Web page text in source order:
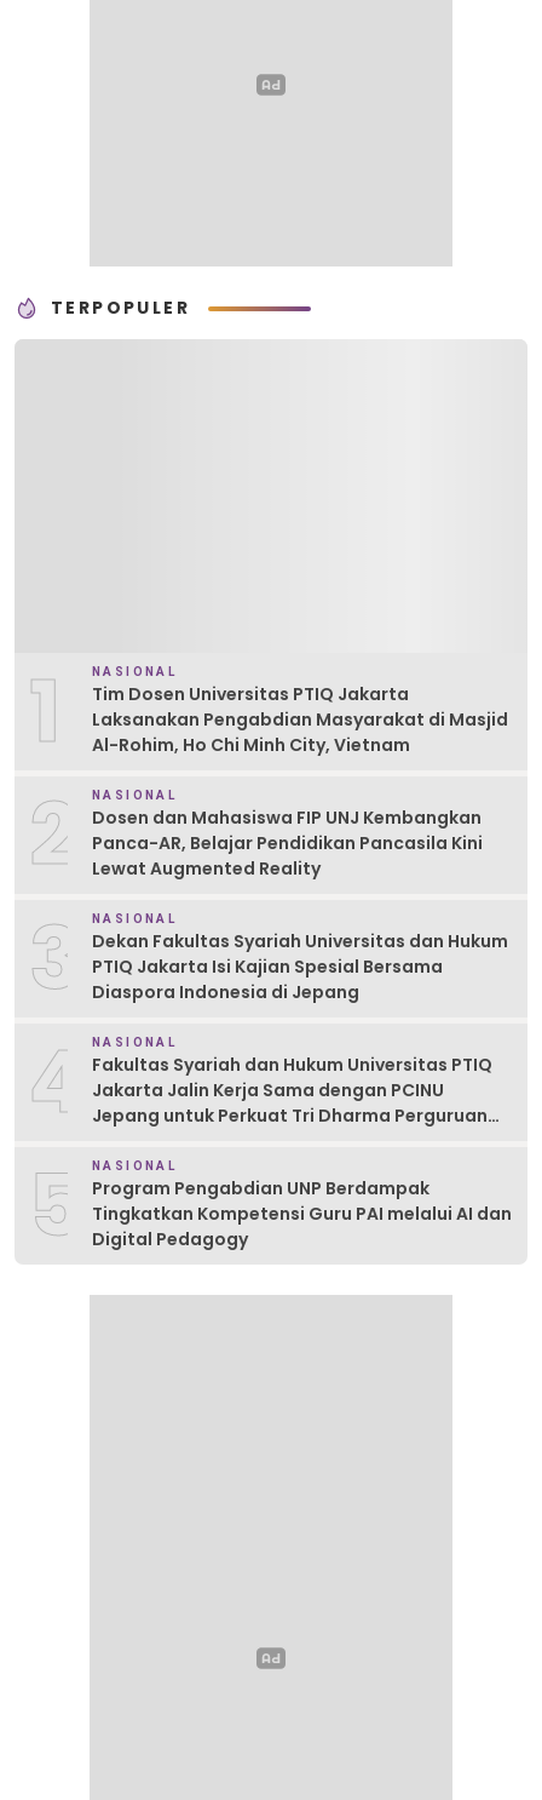
TERPOPULER
1 NASIONAL
Tim Dosen Universitas PTIQ Jakarta
Laksanakan Pengabdian Masyarakat di Masjid
Al-Rohim, Ho Chi Minh City, Vietnam
2 NASIONAL
Dosen dan Mahasiswa FIP UNJ Kembangkan
Panca-AR, Belajar Pendidikan Pancasila Kini
Lewat Augmented Reality
3 NASIONAL
Dekan Fakultas Syariah Universitas dan Hukum
PTIQ Jakarta Isi Kajian Spesial Bersama
Diaspora Indonesia di Jepang
4 NASIONAL
Fakultas Syariah dan Hukum Universitas PTIQ
Jakarta Jalin Kerja Sama dengan PCINU
Jepang untuk Perkuat Tri Dharma Perguruan
5 NASIONAL
Program Pengabdian UNP Berdampak
Tingkatkan Kompetensi Guru PAI melalui AI dan
Digital Pedagogy